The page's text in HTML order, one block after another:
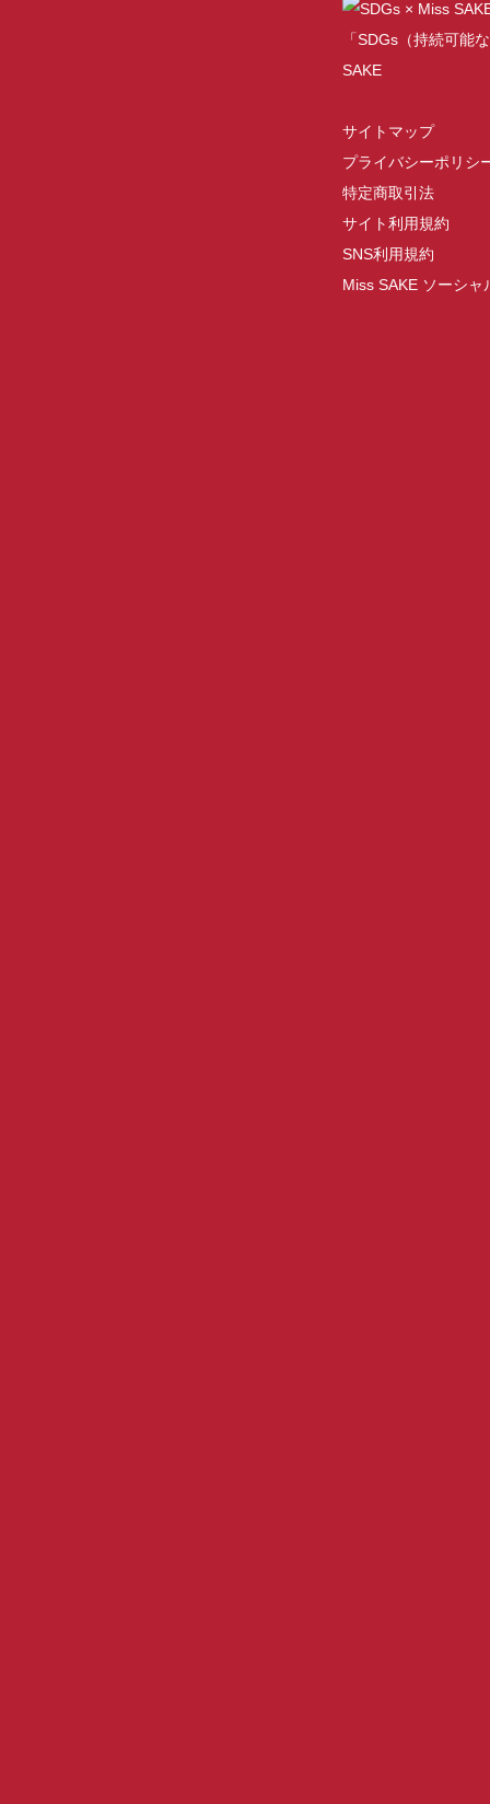
「SDGs（持続可能
SAKE
サイトマップ
プライバシーポリシ
特定商取引法
サイト利用規約
SNS利用規約
Miss SAKE ソーシ